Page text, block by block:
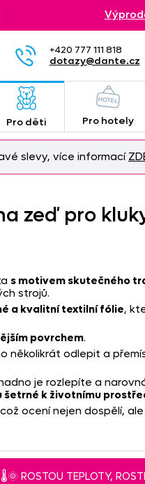
+420 777 111 818
dotazy@dante.cz
Pro děti Pro hotely
slevy, více informací
zeď pro
s motivem skutečného
strojů.
a kvalitní textilní fólie,
povrchem.
několikrát odlepit a
je rozlepíte a
k životnímu
ocení nejen dospělí,
🌡️🌞 ROSTOU TEPLOTY,